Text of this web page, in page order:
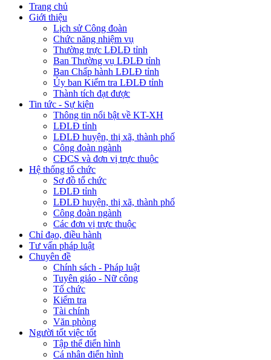
Trang chủ
Giới thiệu
Lịch sử Công đoàn
Chức năng nhiệm vụ
Thường trực LĐLĐ tỉnh
Ban Thường vụ LĐLĐ tỉnh
Ban Chấp hành LĐLĐ tỉnh
Ủy ban Kiểm tra LĐLĐ tỉnh
Thành tích đạt được
Tin tức - Sự kiện
Thông tin nổi bật về KT-XH
LĐLĐ tỉnh
LĐLĐ huyện, thị xã, thành phố
Công đoàn ngành
CĐCS và đơn vị trực thuộc
Hệ thống tổ chức
Sơ đồ tổ chức
LĐLĐ tỉnh
LĐLĐ huyện, thị xã, thành phố
Công đoàn ngành
Các đơn vị trực thuộc
Chỉ đạo, điều hành
Tư vấn pháp luật
Chuyên đề
Chính sách - Pháp luật
Tuyên giáo - Nữ công
Tổ chức
Kiểm tra
Tài chính
Văn phòng
Người tốt việc tốt
Tập thể điển hình
Cá nhân điển hình